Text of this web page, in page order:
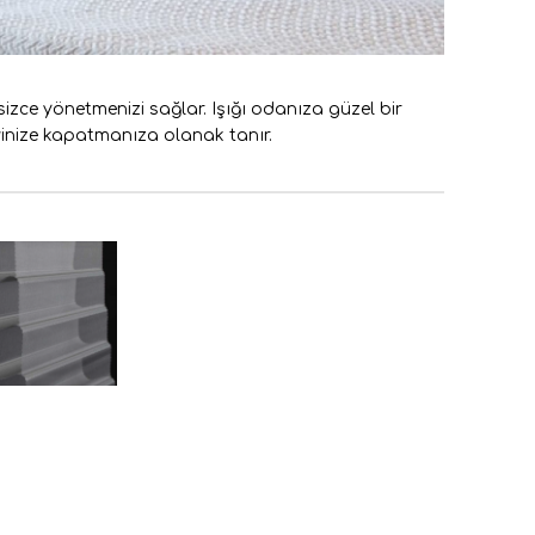
yönetmenizi sağlar. Işığı odanıza güzel bir
kapatmanıza olanak tanır.